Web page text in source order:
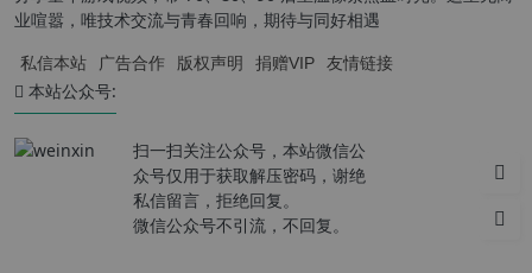
业喧嚣，唯技术交流与青春回响，期待与同好相遇
私信本站 广告合作 版权声明 捐赠VIP 友情链接
本站公众号:
扫一扫关注公众号，本站微信公
众号仅用于获取解压密码，谢绝
私信留言，拒绝回复。
微信公众号不引流，不回复。